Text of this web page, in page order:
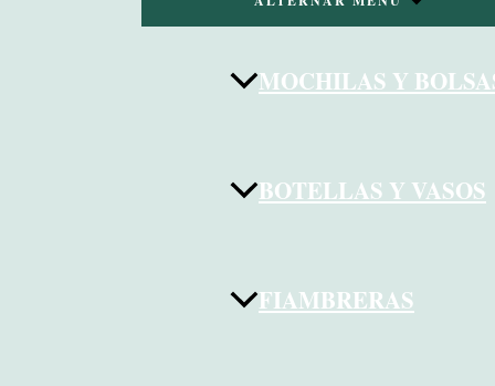
MOCHILAS Y
BOTELLAS Y VASOS
FIAMBRERAS